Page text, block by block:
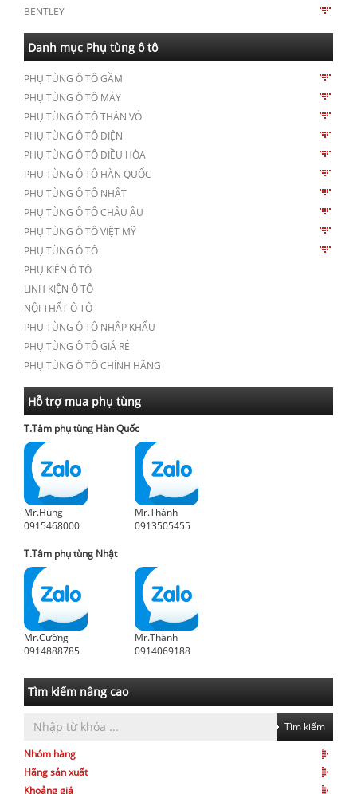
BENTLEY
Danh mục Phụ tùng ô tô
PHỤ TÙNG Ô TÔ GẦM
PHỤ TÙNG Ô TÔ MÁY
PHỤ TÙNG Ô TÔ THÂN VỎ
PHỤ TÙNG Ô TÔ ĐIỆN
PHỤ TÙNG Ô TÔ ĐIỀU HÒA
PHỤ TÙNG Ô TÔ HÀN QUỐC
PHỤ TÙNG Ô TÔ NHẬT
PHỤ TÙNG Ô TÔ CHÂU ÂU
PHỤ TÙNG Ô TÔ VIỆT MỸ
PHỤ TÙNG Ô TÔ
PHỤ KIỆN Ô TÔ
LINH KIỆN Ô TÔ
NỘI THẤT Ô TÔ
PHỤ TÙNG Ô TÔ NHẬP KHẨU
PHỤ TÙNG Ô TÔ GIÁ RẺ
PHỤ TÙNG Ô TÔ CHÍNH HÃNG
Hỗ trợ mua phụ tùng
T.Tâm phụ tùng Hàn Quốc
Mr.Hùng
0915468000
Mr.Thành
0913505455
T.Tâm phụ tùng Nhật
Mr.Cường
0914888785
Mr.Thành
0914069188
Tìm kiếm nâng cao
Tìm kiếm
Nhóm hàng
Hãng sản xuất
Khoảng giá